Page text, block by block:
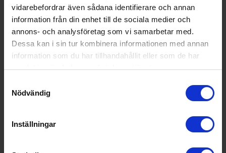
vidarebefordrar även sådana identifierare och annan
information från din enhet till de sociala medier och
annons- och analysföretag som vi samarbetar med.
Dessa kan i sin tur kombinera informationen med annan
information som du har tillhandahållit eller som de har
samlat in när du har använt deras tjänster.
Nödvändig
Inställningar
Specifikationer
Produktblad: